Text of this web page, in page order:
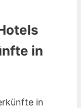
in
in